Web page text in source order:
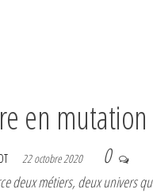
en mutation
22 octobre 2020 0
deux métiers, deux univers